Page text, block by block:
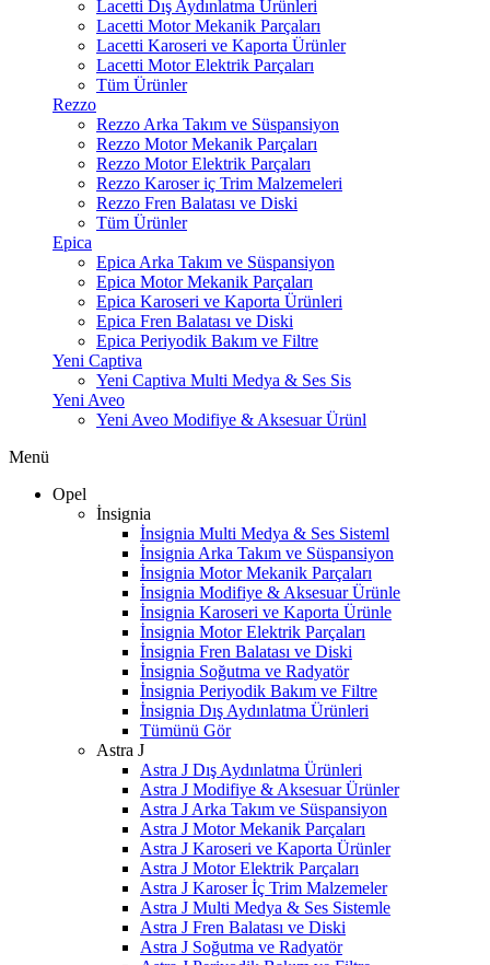
Lacetti Dış Aydınlatma Ürünleri
Lacetti Motor Mekanik Parçaları
Lacetti Karoseri ve Kaporta Ürünler
Lacetti Motor Elektrik Parçaları
Tüm Ürünler
Rezzo
Rezzo Arka Takım ve Süspansiyon
Rezzo Motor Mekanik Parçaları
Rezzo Motor Elektrik Parçaları
Rezzo Karoser iç Trim Malzemeleri
Rezzo Fren Balatası ve Diski
Tüm Ürünler
Epica
Epica Arka Takım ve Süspansiyon
Epica Motor Mekanik Parçaları
Epica Karoseri ve Kaporta Ürünleri
Epica Fren Balatası ve Diski
Epica Periyodik Bakım ve Filtre
Yeni Captiva
Yeni Captiva Multi Medya & Ses Sis
Yeni Aveo
Yeni Aveo Modifiye & Aksesuar Ürünl
Menü
Opel
İnsignia
İnsignia Multi Medya & Ses Sisteml
İnsignia Arka Takım ve Süspansiyon
İnsignia Motor Mekanik Parçaları
İnsignia Modifiye & Aksesuar Ürünle
İnsignia Karoseri ve Kaporta Ürünle
İnsignia Motor Elektrik Parçaları
İnsignia Fren Balatası ve Diski
İnsignia Soğutma ve Radyatör
İnsignia Periyodik Bakım ve Filtre
İnsignia Dış Aydınlatma Ürünleri
Tümünü Gör
Astra J
Astra J Dış Aydınlatma Ürünleri
Astra J Modifiye & Aksesuar Ürünler
Astra J Arka Takım ve Süspansiyon
Astra J Motor Mekanik Parçaları
Astra J Karoseri ve Kaporta Ürünler
Astra J Motor Elektrik Parçaları
Astra J Karoser İç Trim Malzemeler
Astra J Multi Medya & Ses Sistemle
Astra J Fren Balatası ve Diski
Astra J Soğutma ve Radyatör